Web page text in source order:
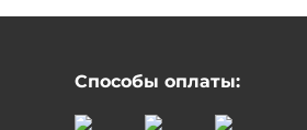
Способы оплаты: